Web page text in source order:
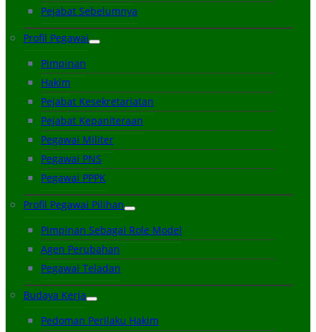
Pejabat Sebelumnya
Profil Pegawai
Pimpinan
Hakim
Pejabat Kesekretariatan
Pejabat Kepaniteraan
Pegawai Militer
Pegawai PNS
Pegawai PPPK
Profil Pegawai Pilihan
Pimpinan Sebagai Role Model
Agen Perubahan
Pegawai Teladan
Budaya Kerja
Pedoman Perilaku Hakim